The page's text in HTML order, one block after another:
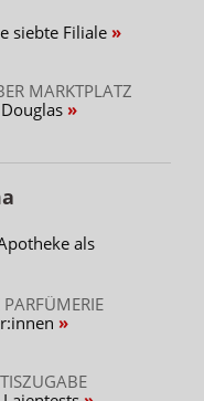
siebte Filiale
MARKTPLATZ
als